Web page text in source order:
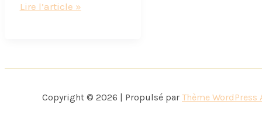
Pavlova
et
Lire l’article »
Copyright © 2026 | Propulsé par Thème WordPress